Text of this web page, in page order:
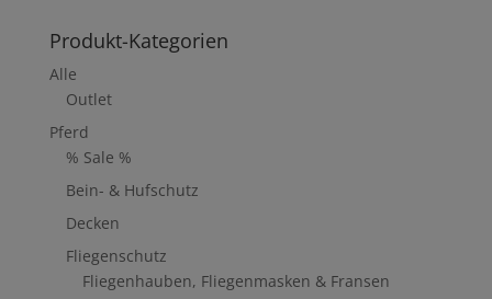
€49,95€29,97.
Produkt-Kategorien
Alle
Outlet
Pferd
% Sale %
Bein- & Hufschutz
Decken
Fliegenschutz
Fliegenhauben, Fliegenmasken & Fransen